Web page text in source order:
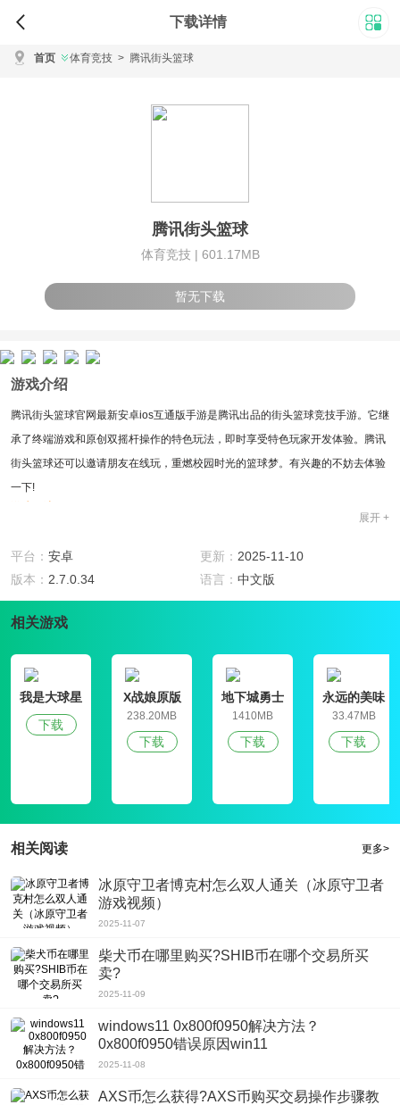
下载详情
首页 体育竞技 > 腾讯街头篮球
腾讯街头篮球
体育竞技 | 601.17MB
暂无下载
游戏介绍
腾讯街头篮球官网最新安卓ios互通版手游是腾讯出品的街头篮球竞技手游。它继
承了终端游戏和原创双摇杆操作的特色玩法，即时享受特色玩家开发体验。腾讯
街头篮球还可以邀请朋友在线玩，重燃校园时光的篮球梦。有兴趣的不妨去体验
一下!
1、腾讯街头篮球官网最新安卓ios互通版手游由同名原版创建，具有最正统的街
头篮球元素和游戏性
2、通过微操释放酷炫华丽的篮球动作技能，打造最血腥的操作玩法
3、整个过程有着最嘻哈的时尚潮流元素和更有动感的背景音乐
游戏特色
2、画面精美冲击，嘻哈音乐享受
游戏亮点
1、十年，一个时代，当经典角色再次踏上熟悉的球场，所有老街粉丝势必泪流
2、腾讯街头篮球官网最新安卓ios互通版手游采用精致休闲的卡通风格，加上动
感的嘻哈音乐，享受街头骑篮球的体验!
3、3V3经典对决，呈现街头篮筐原创体验，享受默契共鸣，追求胜利快感!做大
4、微操释放爽!手速流?意识流?看看我微妙的位置，三点学问!注意我的空中接
力，战斧扣篮!
展开 +
平台： 安卓 更新： 2025-11-10
版本： 2.7.0.34 语言： 中文版
相关游戏
我是大球星
下载
X战娘原版
238.20MB
下载
地下城勇士
官网版
1410MB
下载
永远的美味
星球4破解版
33.47MB
下载
相关阅读 更多>
冰原守卫者博克村怎么双人通关（冰原守卫者
游戏视频）
2025-11-07
柴犬币在哪里购买?SHIB币在哪个交易所买
卖?
2025-11-09
windows11 0x800f0950解决方法？
0x800f0950错误原因win11
2025-11-08
AXS币怎么获得?AXS币购买交易操作步骤教